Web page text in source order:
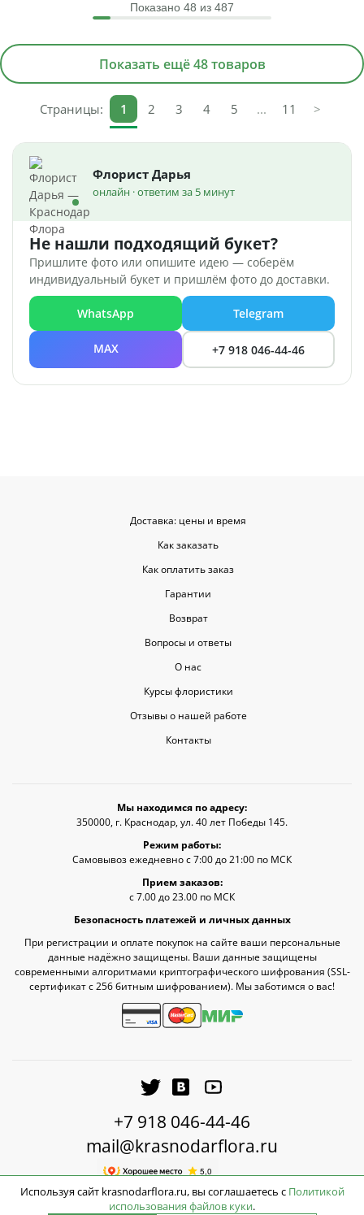
Используя сайт krasnodarflora.ru, вы соглашаетесь с Политикой
использования файлов куки.
Показано 48 из 487
Показать ещё 48 товаров
Страницы: 1 2 3 4 5 ... 11 >
Флорист Дарья
онлайн · ответим за 5 минут
Не нашли подходящий букет?
Пришлите фото или опишите идею — соберём
индивидуальный букет и пришлём фото до доставки.
WhatsApp Telegram
MAX +7 918 046-44-46
Доставка: цены и время
Как заказать
Как оплатить заказ
Гарантии
Возврат
Вопросы и ответы
О нас
Курсы флористики
Отзывы о нашей работе
Контакты
Мы находимся по адресу:
350000, г. Краснодар, ул. 40 лет Победы 145.
Режим работы:
Самовывоз ежедневно с 7:00 до 21:00 по МСК
Прием заказов:
с 7.00 до 23.00 по МСК
Безопасность платежей и личных данных
При регистрации и оплате покупок на сайте ваши персональные
данные надёжно защищены. Ваши данные защищены
современными алгоритмами криптографического шифрования (SSL-
сертификат c 256 битным шифрованием). Мы заботимся о вас!
+7 918 046-44-46
mail@krasnodarflora.ru